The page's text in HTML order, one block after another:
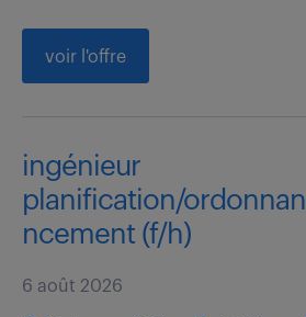
voir l'offre
ingénieur
planification/
ncement (f/h)
6 août 2026